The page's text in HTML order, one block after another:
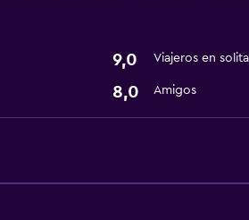
9,0 Viajeros en
8,0 Amigos